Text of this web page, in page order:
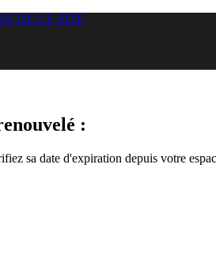
DE CE SITE
:
sa date d'expiration depuis votre